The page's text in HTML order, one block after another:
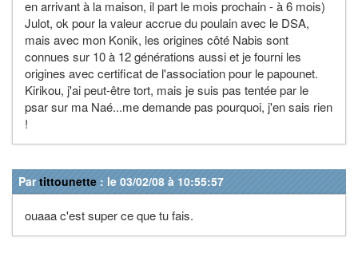
en arrivant à la maison, il part le mois prochain - à 6 mois)
Julot, ok pour la valeur accrue du poulain avec le DSA,
mais avec mon Konik, les origines côté Nabis sont
connues sur 10 à 12 générations aussi et je fourni les
origines avec certificat de l'association pour le papounet.
Kirikou, j'ai peut-être tort, mais je suis pas tentée par le
psar sur ma Naé...me demande pas pourquoi, j'en sais rien
!
Partittounette : le 03/02/08 à 10:55:57
ouaaa c'est super ce que tu fais.